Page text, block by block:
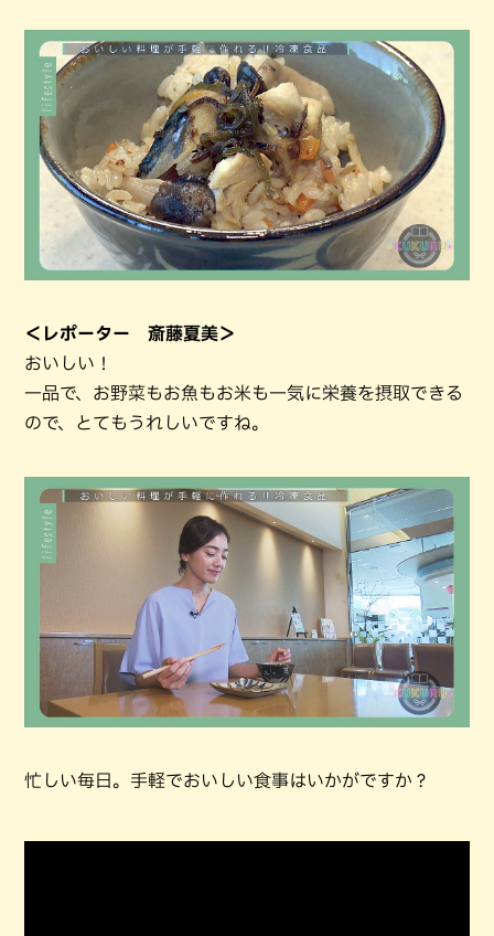
＜レポーター 斎藤夏美＞
おいしい！
一品で、お野菜もお魚もお米も一気に栄養を摂取できる
ので、とてもうれしいですね。
忙しい毎日。手軽でおいしい食事はいかがですか？